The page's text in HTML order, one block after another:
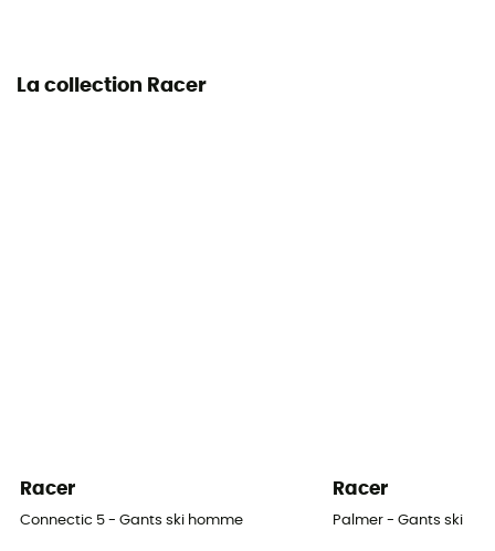
La collection Racer
Racer
Connectic 5 - Gants ski homme
Racer
Palmer - Gants ski